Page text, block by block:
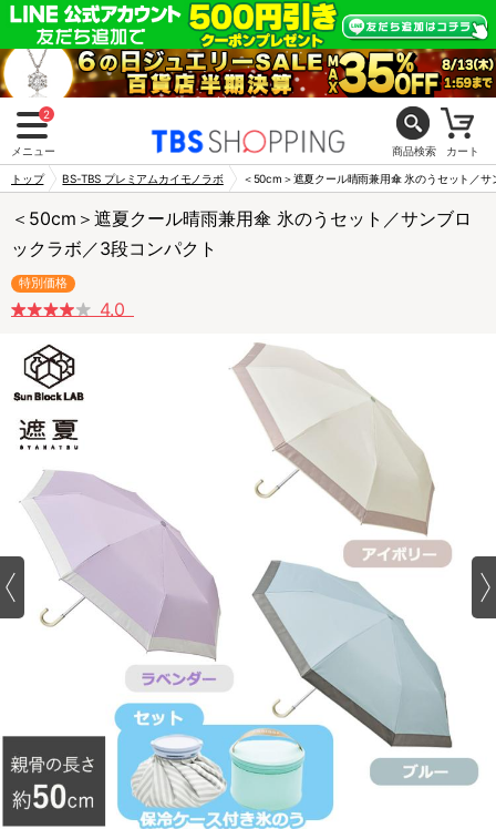
2
メニュー 商品検索 カート
トップ BS-TBS プレミアムカイモノラボ ＜50cm＞遮夏クール晴雨兼用傘 氷のうセット／
＜50cm＞遮夏クール晴雨兼用傘 氷のうセット／サンブロ
ックラボ／3段コンパクト
特別価格
4.0